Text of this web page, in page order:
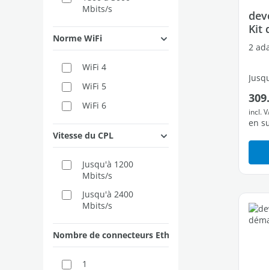
Mbits/s
Norme WiFi
WiFi 4
WiFi 5
WiFi 6
Vitesse du CPL
Jusqu'à 1200
Mbits/s
Jusqu'à 2400
Mbits/s
Nombre de connecteurs Ethernet
1
Kit
2
2
Prix
incl.
en